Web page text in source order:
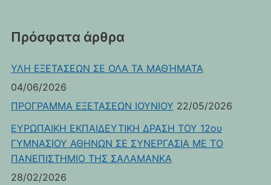
Πρόσφατα άρθρα
ΥΛΗ ΕΞΕΤΑΣΕΩΝ ΣΕ ΟΛΑ ΤΑ ΜΑΘΉΜΑΤΑ
04/06/2026
ΠΡΟΓΡΑΜΜΑ ΕΞΕΤΑΣΕΩΝ ΙΟΥΝΙΟΥ 22/05/2026
ΕΥΡΩΠΑΙΚΗ ΕΚΠΑΙΔΕΥΤΙΚΗ ΔΡΑΣΗ ΤΟΥ 12ου
ΓΥΜΝΑΣΙΟΥ ΑΘΗΝΩΝ ΣΕ ΣΥΝΕΡΓΑΣΙΑ ΜΕ ΤΟ
ΠΑΝΕΠΙΣΤΗΜΙΟ ΤΗΣ ΣΑΛΑΜΑΝΚΑ
28/02/2026